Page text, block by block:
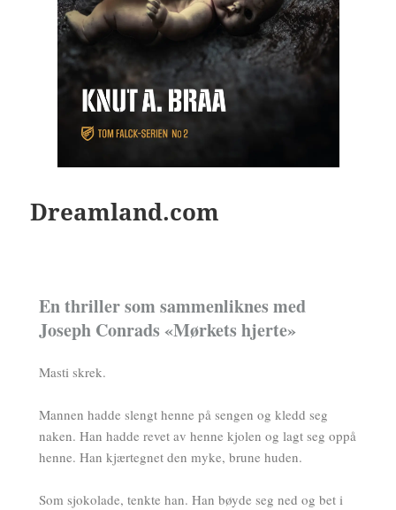
Dreamland.com
En thriller som sammenliknes med
Joseph Conrads «Mørkets hjerte»
Masti skrek.
Mannen hadde slengt henne på sengen og kledd seg
naken. Han hadde revet av henne kjolen og lagt seg oppå
henne. Han kjærtegnet den myke, brune huden.
Som sjokolade, tenkte han. Han bøyde seg ned og bet i